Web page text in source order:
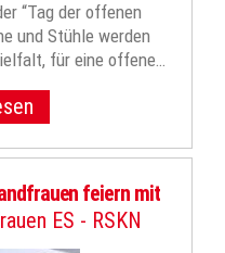
“Tag der offenen
und Stühle werden
für eine offene…
feiern mit
ES - RSKN